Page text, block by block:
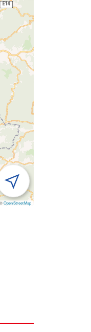
©OpenStreetMap